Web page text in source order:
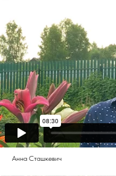
Анна Сташкевич